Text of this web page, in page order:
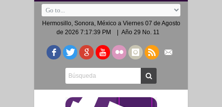
Hermosillo, Sonora, México a Viernes 07 de Agosto
de 2026 7:17:39 PM
| Año 29 No. 11